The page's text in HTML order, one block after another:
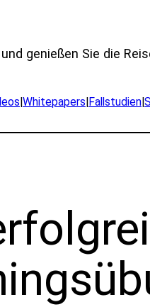
genießen Sie die
|Whitepapers|Fallstudien|